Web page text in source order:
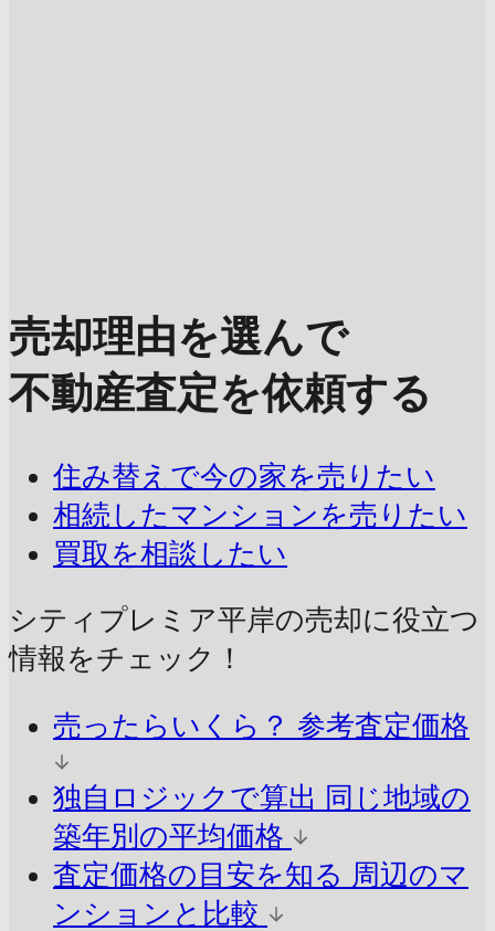
売却理由を選んで
不動産査定を依頼する
住み替えで今の家を売りたい
相続したマンションを売りたい
買取を相談したい
シティプレミア平岸の売却に役立つ
情報をチェック！
売ったらいくら？ 参考査定価格
独自ロジックで算出 同じ地域の
築年別の平均価格
査定価格の目安を知る 周辺のマ
ンションと比較